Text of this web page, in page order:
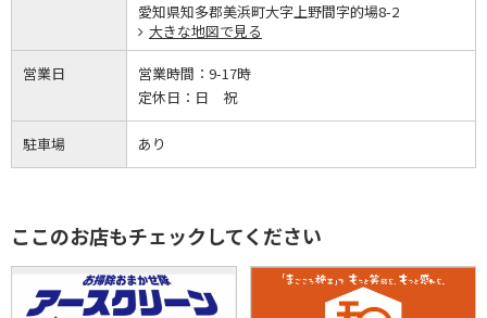
愛知県知多郡美浜町大字上野間字的場8-2
大きな地図で見る
営業日 営業時間： 9-17時
定休日： 日 祝
駐車場 あり
ここのお店もチェックしてください